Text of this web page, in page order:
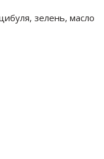
зелень, масло